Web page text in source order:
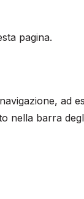
pagina.
ad
nella barra